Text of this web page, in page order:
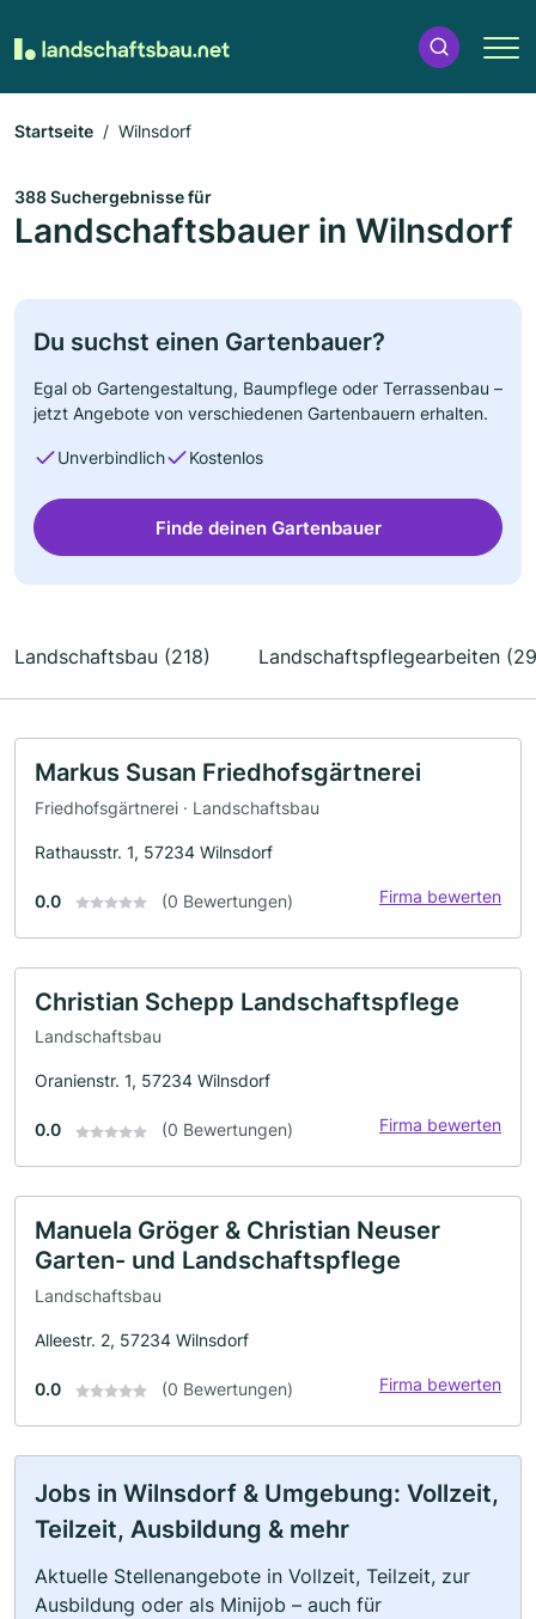
Startseite Wilnsdorf
388 Suchergebnisse für
Landschaftsbauer in Wilnsdorf
Du suchst einen Gartenbauer?
Egal ob Gartengestaltung, Baumpflege oder Terrassenbau –
jetzt Angebote von verschiedenen Gartenbauern erhalten.
Unverbindlich Kostenlos
Finde deinen Gartenbauer
Landschaftsbau (218) Landschaftspflegearbeiten
Markus Susan Friedhofsgärtnerei
Friedhofsgärtnerei · Landschaftsbau
Rathausstr. 1, 57234 Wilnsdorf
0.0 (0 Bewertungen) Firma bewerten
Christian Schepp Landschaftspflege
Landschaftsbau
Oranienstr. 1, 57234 Wilnsdorf
0.0 (0 Bewertungen) Firma bewerten
Manuela Gröger & Christian Neuser
Garten- und Landschaftspflege
Landschaftsbau
Alleestr. 2, 57234 Wilnsdorf
0.0 (0 Bewertungen) Firma bewerten
Jobs in Wilnsdorf & Umgebung: Vollzeit,
Teilzeit, Ausbildung & mehr
Aktuelle Stellenangebote in Vollzeit, Teilzeit, zur
Ausbildung oder als Minijob – auch für